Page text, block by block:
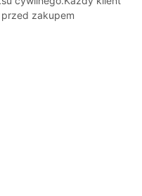
zakupem